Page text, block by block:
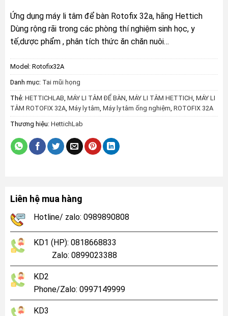
Ứng dụng máy li tâm để bàn Rotofix 32a, hãng Hettich
Dùng rộng rãi trong các phòng thí nghiệm sinh học, y
tế,dược phẩm , phân tích thức ăn chăn nuôi…
Model: Rotofix32A
Danh mục: Tai mũi họng
Thẻ: HETTICHLAB MÁY LI TÂM ĐỂ BÀN MÁY LI TÂM HETTICH MÁY LI
TÂM ROTOFIX 32A, Máy ly tâm Máy ly tâm ống nghiệm ROTOFIX 32A
Thương hiệu: HettichLab
Liên hệ mua hàng
Hotline/ zalo: 0989890808
KD1 (HP): 0818668833
Zalo: 0899023388
KD2
Phone/Zalo: 0997149999
KD3